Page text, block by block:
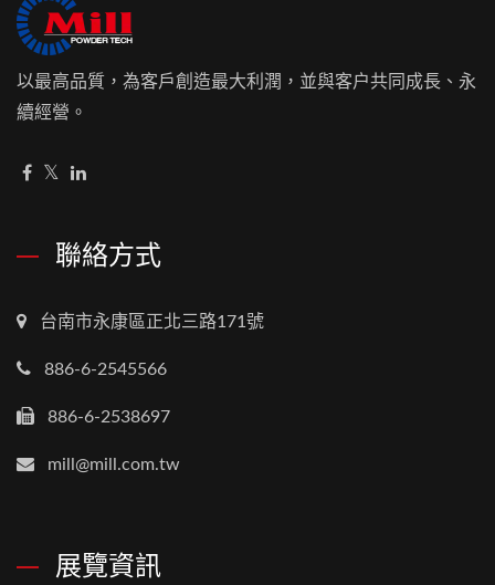
以最高品質，為客戶創造最大利潤，並與客户共同成長、永
續經營。
聯絡方式
台南市永康區正北三路171號
886-6-2545566
886-6-2538697
mill@mill.com.tw
展覽資訊